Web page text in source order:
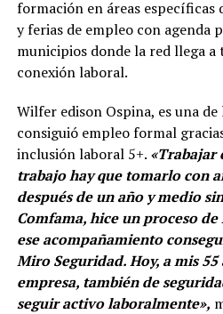
formación en áreas específicas
y ferias de empleo con agenda
municipios donde la red llega
conexión laboral.
Wilfer edison Ospina, es una de
consiguió empleo formal
inclusión laboral 5+. «Trabajar
trabajo hay que tomarlo con
después de un año y medio
Comfama, hice un proceso
ese acompañamiento
Miro Seguridad. Hoy, a mis
empresa, también de
seguir activo laboralmente»,